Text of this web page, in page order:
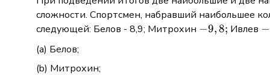
сложности. Спортсмен, набравший наибольшее
следующей: Белов - 8,9; Митрохин -9,8
−9,8; Ивлев -
−
Белов;
Митрохин;